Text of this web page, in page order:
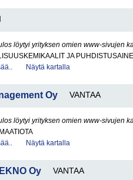
löytyi yrityksen omien www-sivujen
JA
Näytä kartalla
Oy VANTAA
löytyi yrityksen omien www-sivujen
Näytä kartalla
Oy VANTAA